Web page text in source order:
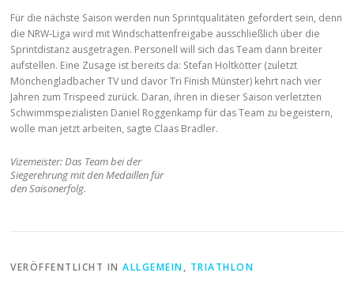
Für die nächste Saison werden nun Sprintqualitäten gefordert sein, denn
die NRW-Liga wird mit Windschattenfreigabe ausschließlich über die
Sprintdistanz ausgetragen. Personell will sich das Team dann breiter
aufstellen. Eine Zusage ist bereits da: Stefan Holtkötter (zuletzt
Mönchengladbacher TV und davor Tri Finish Münster) kehrt nach vier
Jahren zum Trispeed zurück. Daran, ihren in dieser Saison verletzten
Schwimmspezialisten Daniel Roggenkamp für das Team zu begeistern,
wolle man jetzt arbeiten, sagte Claas Bradler.
Vizemeister: Das Team bei der
Siegerehrung mit den Medaillen für
den Saisonerfolg.
VERÖFFENTLICHT INALLGEMEIN, TRIATHLON